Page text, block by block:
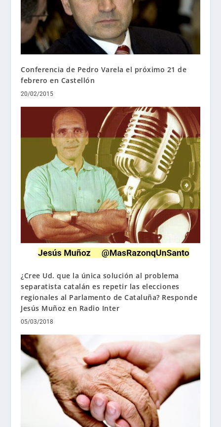
Conferencia de Pedro Varela el próximo 21 de
febrero en Castellón
20/02/2015
¿Cree Ud. que la única solución al problema
separatista catalán es repetir las elecciones
regionales al Parlamento de Cataluña? Responde
Jesús Muñoz en Radio Inter
05/03/2018